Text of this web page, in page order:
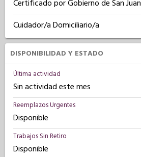
Certificado por Gobierno de San Juan
Cuidador/a Domiciliario/a
DISPONIBILIDAD Y ESTADO
Última actividad
Sin actividad este mes
Reemplazos Urgentes
Disponible
Trabajos Sin Retiro
Disponible